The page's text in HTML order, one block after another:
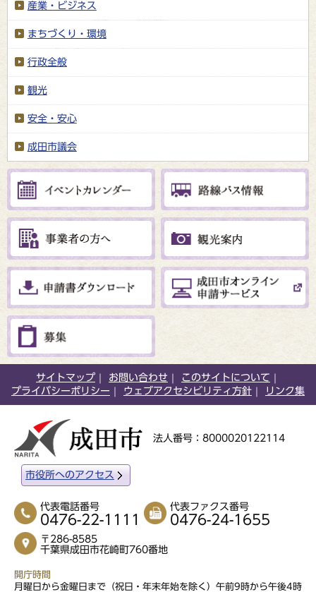
産業・ビジネス
まちづくり・環境
行政全般
観光
安全・安心
成田市議会
サイトマップ お問い合わせ
このサイトについて
プライバシーポリシー
ウェブアクセシビリティ方針 リンク集
法人番号：8000020122114
市役所へのアクセス
代表電話番号
0476-22-1111
代表ファクス番号
0476-24-1655
〒286-8585
千葉県成田市花崎町760番地
開庁時間
月曜日から金曜日まで（祝日・年末年始を除く）午前9時から午後4時